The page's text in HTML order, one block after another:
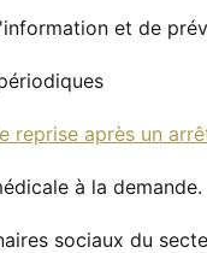
et de
reprise après un
à la demande.
sociaux du